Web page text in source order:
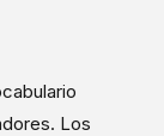
Los